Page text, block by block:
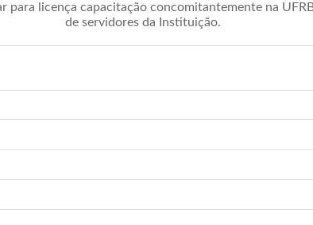
licença capacitação concomitantemente na
de servidores da Instituição.